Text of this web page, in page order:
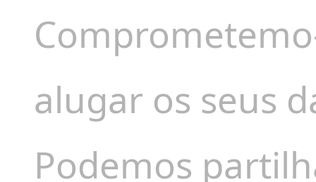
alugar os seus
Podemos